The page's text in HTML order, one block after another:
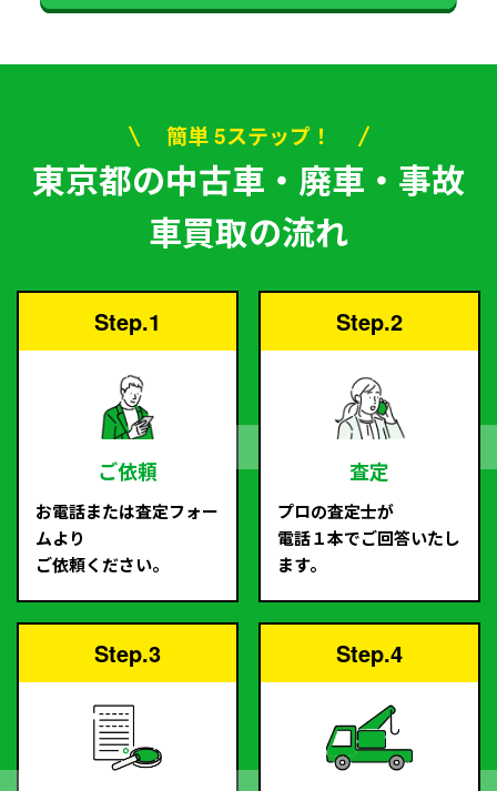
簡単 5ステップ！
東京都の中古車・廃車・事故
車買取の流れ
Step.1
ご依頼
お電話または査定フォー
ムより
ご依頼ください。
Step.2
査定
プロの査定士が
電話１本でご回答いたし
ます。
Step.3 Step.4